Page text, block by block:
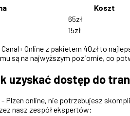
Koszt
65zł
15zł
Online z pakietem 40zł to
są na najwyższym poziomie, co
uzyskać dostęp do
Plzen online, nie potrzebujesz
nasz zespół ekspertów: